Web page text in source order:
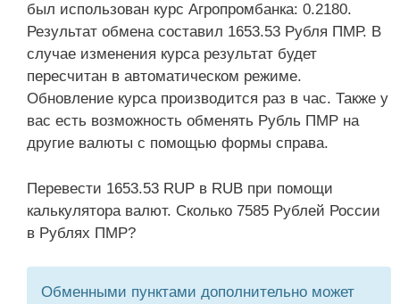
был использован курс Агропромбанка: 0.2180.
Результат обмена составил 1653.53 Рубля ПМР. В
случае изменения курса результат будет
пересчитан в автоматическом режиме.
Обновление курса производится раз в час. Также у
вас есть возможность обменять Рубль ПМР на
другие валюты с помощью формы справа.
Перевести 1653.53 RUP в RUB при помощи
калькулятора валют. Сколько 7585 Рублей России
в Рублях ПМР?
Обменными пунктами дополнительно может